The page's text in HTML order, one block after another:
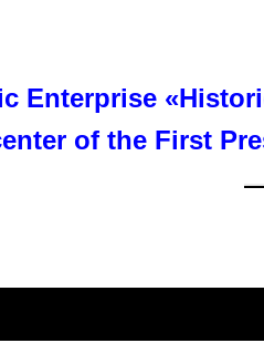
Enterprise
of the First